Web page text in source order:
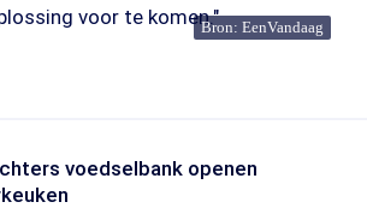
voor te komen."Bron: EenVandaag
voedselbank openen